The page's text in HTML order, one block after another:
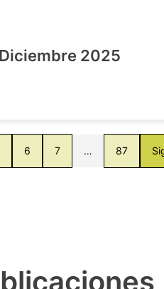
2025
6 7 … 87